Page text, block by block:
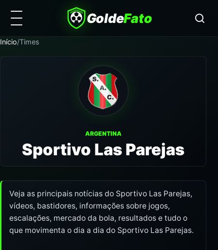
GoldeFato
Início/Times
ARGENTINA
Sportivo Las Parejas
Veja as principais notícias do Sportivo Las Parejas,
vídeos, bastidores, informações sobre jogos,
escalações, mercado da bola, resultados e tudo o
que movimenta o dia a dia do Sportivo Las Parejas.